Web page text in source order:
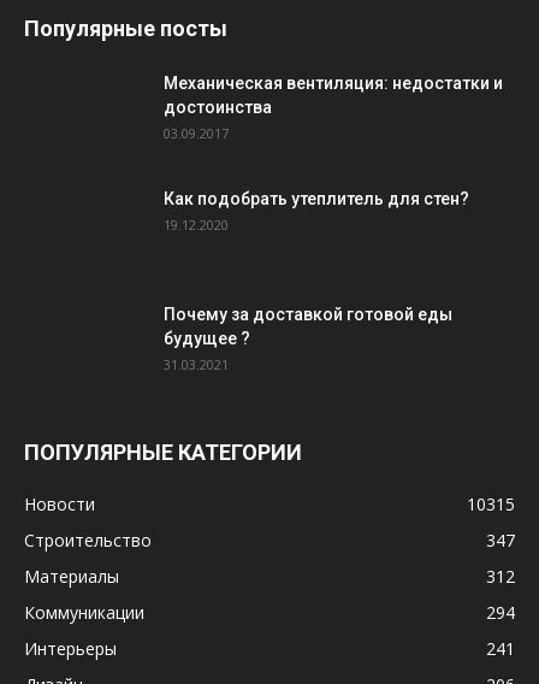
Популярные посты
Механическая вентиляция: недостатки и
достоинства
03.09.2017
Как подобрать утеплитель для стен?
19.12.2020
Почему за доставкой готовой еды
будущее ?
31.03.2021
ПОПУЛЯРНЫЕ КАТЕГОРИИ
Новости
10315
Строительство
347
Материалы
312
Коммуникации
294
Интерьеры
241